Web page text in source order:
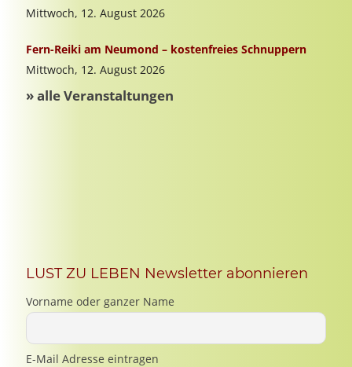
LUST ZU LEBEN Newsletter abonnieren
Vorname oder ganzer Name
E-Mail Adresse eintragen